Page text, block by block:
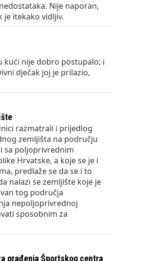
Nije naporan,
je itekako vidljiv.
kući nije dobro postupalo; i
dječak joj je prilazio,
razmatrali i prijedlog
zemljišta na području
sa poljoprivrednim
Hrvatske, a koje se je i
predlaže se da se i to
nalazi se zemljište koje je
tog područja
nepoljoprivrednoj
sposobnim za
građenja Športskog centra